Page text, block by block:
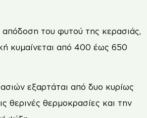
του φυτού της κερασιάς,
κυμαίνεται από 400 έως 650
εξαρτάται από δυο κυρίως
θερινές θερμοκρασίες και την